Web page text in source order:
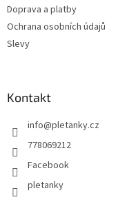
Doprava a platby
Ochrana osobních údajů
Slevy
Kontakt
info@pletanky.cz
778069212
Facebook
pletanky